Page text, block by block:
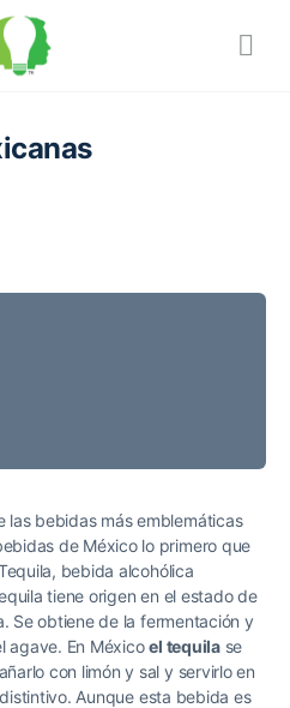
las bebidas más emblemáticas
de México lo primero que
bebida alcohólica
tiene origen en el estado de
Se obtiene de la fermentación y
agave. En Méxicoel tequilase
con limón y sal y servirlo en
Aunque esta bebida es